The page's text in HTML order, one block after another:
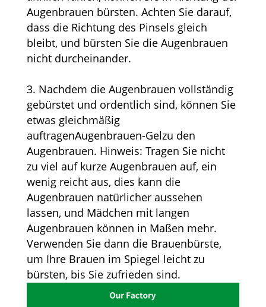
Augenbrauen bürsten. Achten Sie darauf,
dass die Richtung des Pinsels gleich
bleibt, und bürsten Sie die Augenbrauen
nicht durcheinander.
3. Nachdem die Augenbrauen vollständig
gebürstet und ordentlich sind, können Sie
etwas gleichmäßig
auftragenAugenbrauen-Gelzu den
Augenbrauen. Hinweis: Tragen Sie nicht
zu viel auf kurze Augenbrauen auf, ein
wenig reicht aus, dies kann die
Augenbrauen natürlicher aussehen
lassen, und Mädchen mit langen
Augenbrauen können in Maßen mehr.
Verwenden Sie dann die Brauenbürste,
um Ihre Brauen im Spiegel leicht zu
bürsten, bis Sie zufrieden sind.